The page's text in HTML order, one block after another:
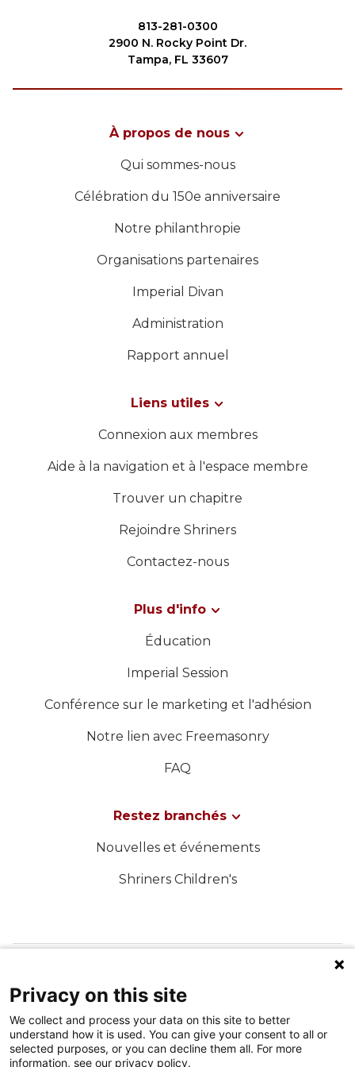
Définissez votre chemin
Notre lien avec Freemasonry
Vivez la fraternité
RECHERCHER
NOTRE PHILANTHROPIE
CENTRE DES MEMBRES
813-281-0300
2900 N. Rocky Point Dr.
Tampa, FL 33607
À propos de nous
Qui sommes-nous
Célébration du 150e anniversaire
Notre philanthropie
Organisations partenaires
Imperial Divan
Administration
Rapport annuel
Liens utiles
Connexion aux membres
Aide à la navigation et à l'espace membre
Trouver un chapitre
Rejoindre Shriners
Contactez-nous
Plus d'info
Éducation
Imperial Session
Conférence sur le marketing et l'adhésion
Notre lien avec Freemasonry
FAQ
Restez branchés
Nouvelles et événements
Shriners Children's
Privacy on this site
We collect and process your data on this site to better
understand how it is used. You can give your consent to all or
selected purposes, or you can decline them all. For more
information, see our privacy policy.